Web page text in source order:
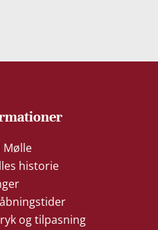
Mølle
historie
og tilpasning